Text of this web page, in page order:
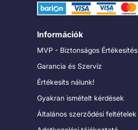
Információk
MVP - Biztonságos Értékesítés
Garancia és Szervíz
Értékesíts nálunk!
Gyakran ismételt kérdések
Általános szerződési feltételek